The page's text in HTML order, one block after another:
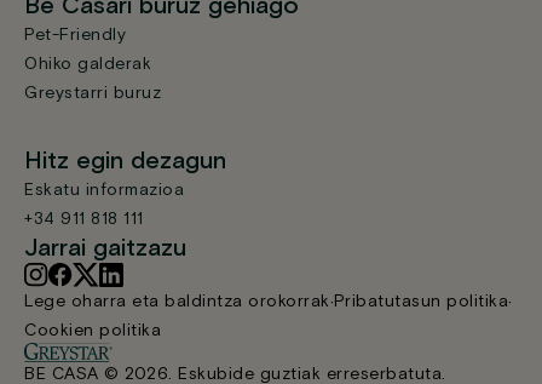
Pet-Friendly
Ohiko galderak
Greystarri buruz
Hitz egin dezagun
Eskatu informazioa
+34 911 818 111
Jarrai gaitzazu
Lege oharra eta baldintza orokorrak Pribatutasun politika
Cookien politika
BE CASA © 2026. Eskubide guztiak erreserbatuta.